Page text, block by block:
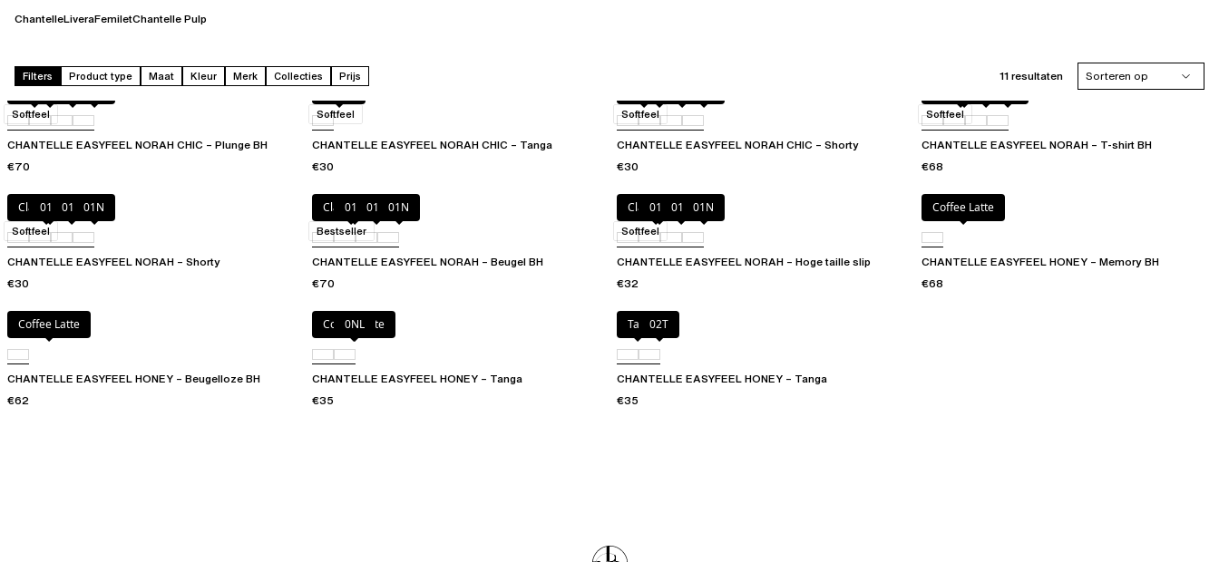
ChantelleLiveraFemiletChantelle Pulp
Filters Product type Maat Kleur Merk Collecties Prijs 11 resultaten
Sorteren op
Candy0110PD0RG
CHANTELLE EASYFEEL NORAH CHIC – Plunge BH
€70
Softfeel
Candy
CHANTELLE EASYFEEL NORAH CHIC – Tanga
€30
Softfeel
CHANTELLE EASYFEEL NORAH CHIC – Shorty
€30
Softfeel
CHANTELLE EASYFEEL NORAH – T-shirt BH
€68
Softfeel
Clay Green
010 011 01N
CHANTELLE EASYFEEL NORAH – Shorty
€30
Softfeel
Clay Green
010 011 01N
CHANTELLE EASYFEEL NORAH – Beugel BH
€70
Bestseller
Clay Green
010 011 01N
CHANTELLE EASYFEEL NORAH – Hoge taille slip
€32
Softfeel
Coffee Latte
CHANTELLE EASYFEEL HONEY – Memory BH
€68
Coffee Latte
CHANTELLE EASYFEEL HONEY – Beugelloze BH
€62
Coffee Latte
0NL
CHANTELLE EASYFEEL HONEY – Tanga
€35
Talc 02T
CHANTELLE EASYFEEL HONEY – Tanga
€35